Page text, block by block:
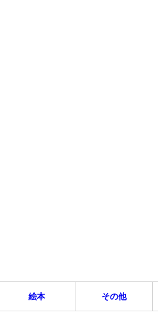
絵本 その他